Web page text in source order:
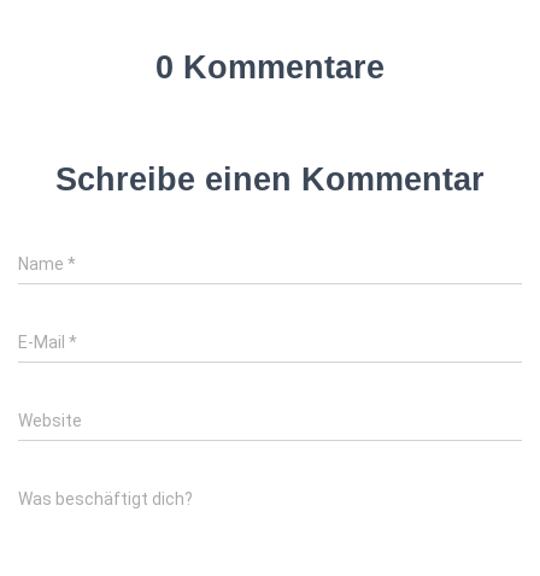
0 Kommentare
Schreibe einen Kommentar
Name *
E-Mail *
Website
Was beschäftigt dich?